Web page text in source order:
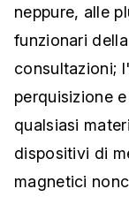
neppure, alle
funzionari
consultazioni;
perquisizione
qualsiasi
dispositivi di
magnetici